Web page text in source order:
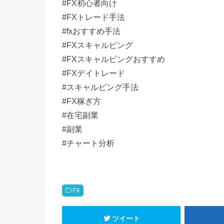
#FX初心者向け
#FXトレード手法
#fxおすすめ手法
#FXスキャルピング
#FXスキャルピングおすすめ
#FXデイトレード
#スキャルピング手法
#FX稼ぎ方
#在宅副業
#副業
#チャート分析
FX
ツイート